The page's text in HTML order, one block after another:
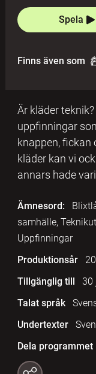
Spela
Finns även som
Är kläder
uppfinningar
knappen, fickan
kläder kan vi
annars hade
Ämnesord:
samhälle,
Uppfinningar
Produktionsår
Tillgänglig till
30
Talat språk
Undertexter
Dela programmet